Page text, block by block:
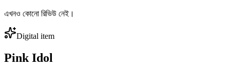
এখনও কোনো রিভিউ নেই।
Digital item
Pink Idol